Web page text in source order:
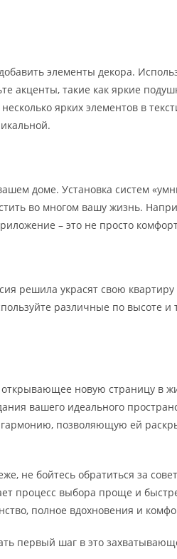
элементы декора.
акценты, такие как яркие
ярких элементов в
доме. Установка систем
во многом вашу жизнь.
– это не просто
решила украсят свою
различные по высоте и
открывающее новую страницу в
вашего идеального
позволяющую ей
не бойтесь обратиться за
процесс выбора проще и
полное вдохновения и
первый шаг в это